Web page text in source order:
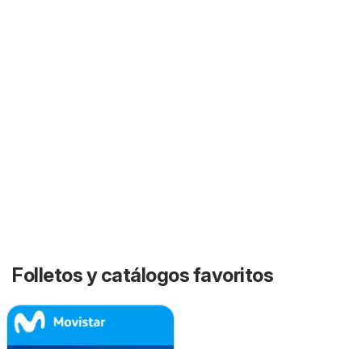
Folletos y catálogos favoritos